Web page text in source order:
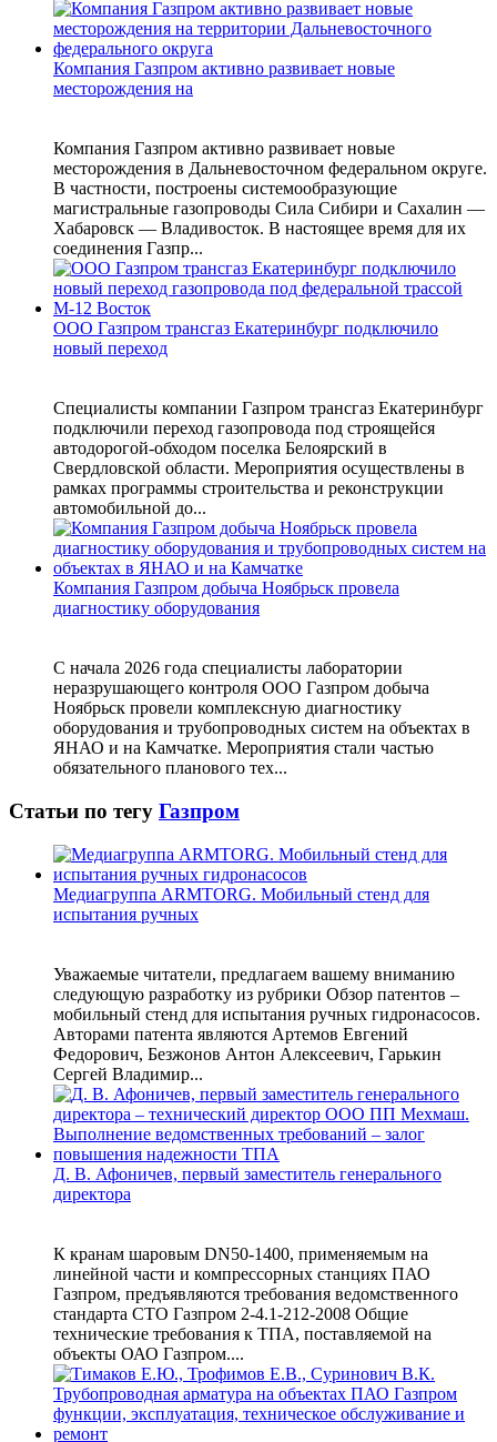
Компания Газпром активно развивает новые
месторождения на
Компания Газпром активно развивает новые
месторождения в Дальневосточном федеральном округе.
В частности, построены системообразующие
магистральные газопроводы Сила Сибири и Сахалин —
Хабаровск — Владивосток. В настоящее время для их
соединения Газпр...
ООО Газпром трансгаз Екатеринбург подключило
новый переход
Специалисты компании Газпром трансгаз Екатеринбург
подключили переход газопровода под строящейся
автодорогой-обходом поселка Белоярский в
Свердловской области. Мероприятия осуществлены в
рамках программы строительства и реконструкции
автомобильной до...
Компания Газпром добыча Ноябрьск провела
диагностику оборудования
С начала 2026 года специалисты лаборатории
неразрушающего контроля ООО Газпром добыча
Ноябрьск провели комплексную диагностику
оборудования и трубопроводных систем на объектах в
ЯНАО и на Камчатке. Мероприятия стали частью
обязательного планового тех...
Статьи по тегу Газпром
Медиагруппа ARMTORG. Мобильный стенд для
испытания ручных
Уважаемые читатели, предлагаем вашему вниманию
следующую разработку из рубрики Обзор патентов –
мобильный стенд для испытания ручных гидронасосов.
Авторами патента являются Артемов Евгений
Федорович, Безжонов Антон Алексеевич, Гарькин
Сергей Владимир...
Д. В. Афоничев, первый заместитель генерального
директора
К кранам шаровым DN50-1400, применяемым на
линейной части и компрессорных станциях ПАО
Газпром, предъявляются требования ведомственного
стандарта СТО Газпром 2-4.1-212-2008 Общие
технические требования к ТПА, поставляемой на
объекты ОАО Газпром....